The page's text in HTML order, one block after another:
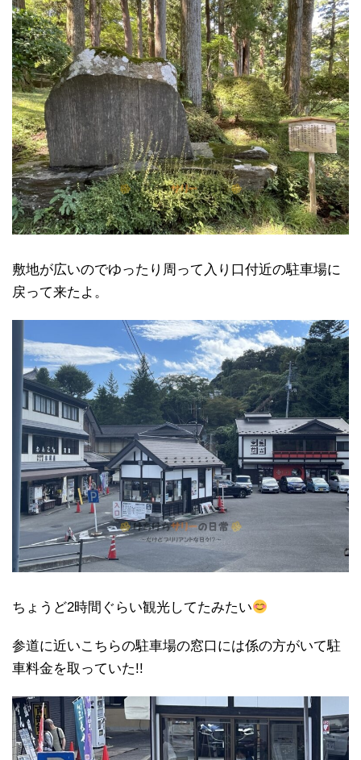
敷地が広いのでゆったり周って入り口付近の駐車場に
戻って来たよ。
ちょうど2時間ぐらい観光してたみたい
参道に近いこちらの駐車場の窓口には係の方がいて駐
車料金を取っていた!!